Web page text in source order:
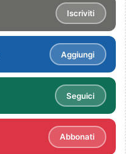
Iscriviti
Aggiungi
Seguici
Abbonati